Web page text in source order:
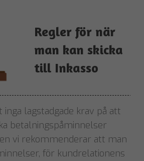
Regler för när
man kan skicka
till Inkasso
inga lagstadgade krav på att
betalningspåminnelser
vi rekommenderar att man
för kundrelationens